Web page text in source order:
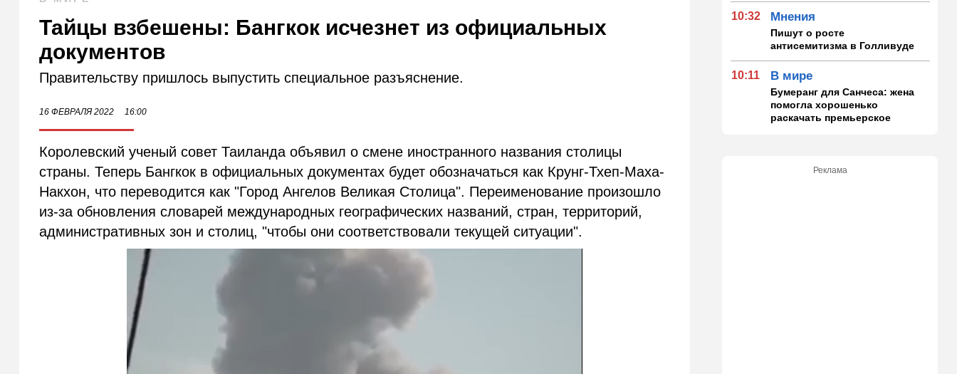
Тайцы взбешены: Бангкок исчезнет из официальных
документов
Правительству пришлось выпустить специальное разъяснение.
16 ФЕВРАЛЯ 2022 16:00
Королевский ученый совет Таиланда объявил о смене иностранного названия столицы
страны. Теперь Бангкок в официальных документах будет обозначаться как Крунг-Тхеп-Маха-
Накхон, что переводится как "Город Ангелов Великая Столица". Переименование произошло
из-за обновления словарей международных географических названий, стран, территорий,
административных зон и столиц, "чтобы они соответствовали текущей ситуации".
10:32 Мнения
Пишут о росте
антисемитизма в Голливуде
10:11 В мире
Бумеранг для Санчеса: жена
помогла хорошенько
раскачать премьерское
Задолбало
Реклама